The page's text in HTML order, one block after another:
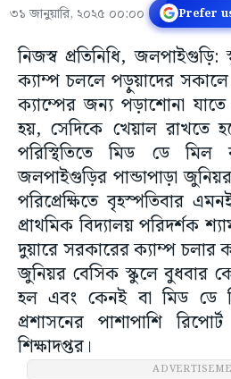
৩১ জানুয়ারি, ২০২৫ ০০:০০ Prefer
নিজস্ব প্রতিনিধি,
ক্যাম্প চললে পড়ুয়াদের
ক্যাম্পের জন্য পড়াশোনা
হয়, সেদিকে খেয়াল রাখতে
পরিস্থিতিতে মিড ডে মিল
জলপাইগুড়ির পান্ডাপাড়া
পরিপ্রেক্ষিতে বৃহস্পতিবার
প্রাথমিক বিদ্যালয় পরিদর্শক
দুয়ারে সরকারের ক্যাম্প চলার
জুনিয়র বেসিক স্কুলে বুধবার
হল এবং কেনই বা মিড ডে
প্রশাসনের পাশাপাশি
শিক্ষাদপ্তর।